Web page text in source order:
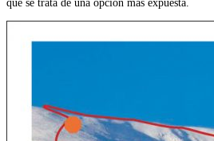
que se trata de una opción más expuesta.